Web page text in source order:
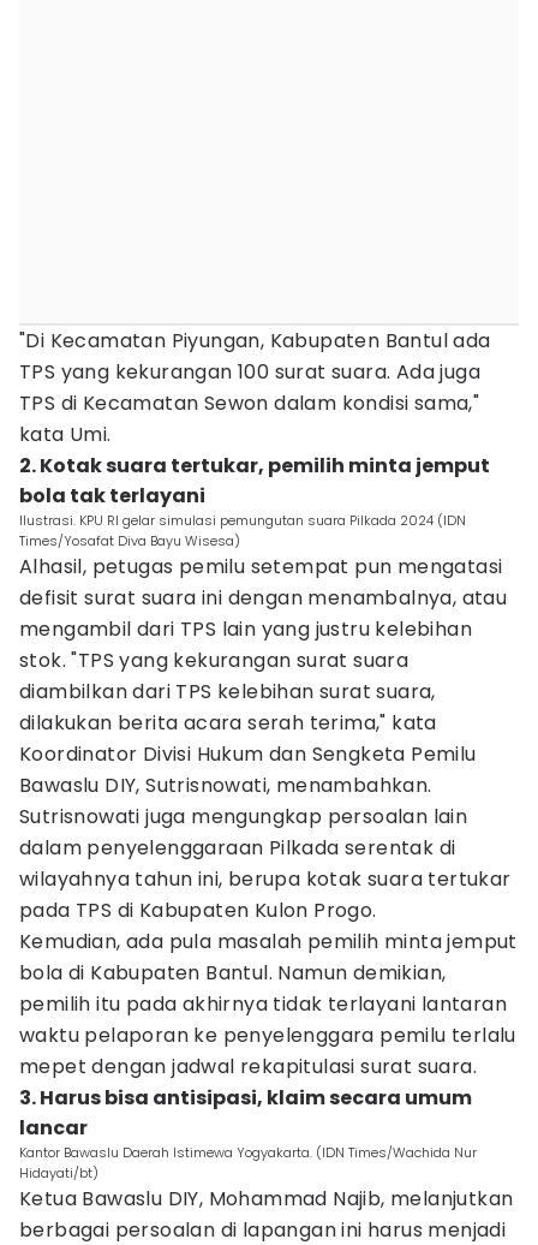
"Di Kecamatan Piyungan, Kabupaten Bantul ada
TPS yang kekurangan 100 surat suara. Ada juga
TPS di Kecamatan Sewon dalam kondisi sama,"
kata Umi.
2. Kotak suara tertukar, pemilih minta jemput
bola tak terlayani
Ilustrasi. KPU RI gelar simulasi pemungutan suara Pilkada 2024 (IDN
Times/Yosafat Diva Bayu Wisesa)
Alhasil, petugas pemilu setempat pun mengatasi
defisit surat suara ini dengan menambalnya, atau
mengambil dari TPS lain yang justru kelebihan
stok. "TPS yang kekurangan surat suara
diambilkan dari TPS kelebihan surat suara,
dilakukan berita acara serah terima," kata
Koordinator Divisi Hukum dan Sengketa Pemilu
Bawaslu DIY, Sutrisnowati, menambahkan.
Sutrisnowati juga mengungkap persoalan lain
dalam penyelenggaraan Pilkada serentak di
wilayahnya tahun ini, berupa kotak suara tertukar
pada TPS di Kabupaten Kulon Progo.
Kemudian, ada pula masalah pemilih minta jemput
bola di Kabupaten Bantul. Namun demikian,
pemilih itu pada akhirnya tidak terlayani lantaran
waktu pelaporan ke penyelenggara pemilu terlalu
mepet dengan jadwal rekapitulasi surat suara.
3. Harus bisa antisipasi, klaim secara umum
lancar
Kantor Bawaslu Daerah Istimewa Yogyakarta. (IDN Times/Wachida Nur
Hidayati/bt)
Ketua Bawaslu DIY, Mohammad Najib, melanjutkan
berbagai persoalan di lapangan ini harus menjadi